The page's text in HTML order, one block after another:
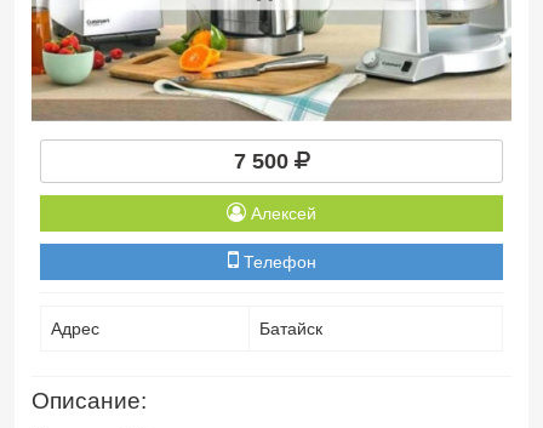
7 500
Алексей
Телефон
Адрес Батайск
Описание: